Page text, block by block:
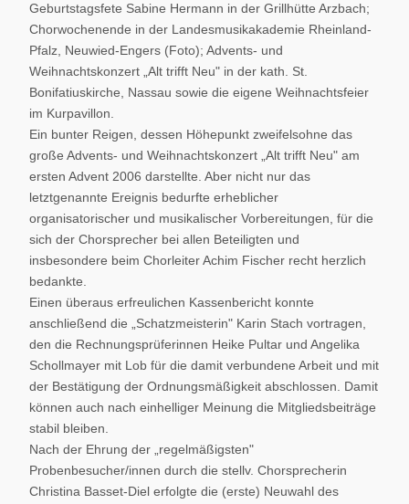
Geburtstagsfete Sabine Hermann in der Grillhütte Arzbach;
Chorwochenende in der Landesmusikakademie Rheinland-
Pfalz, Neuwied-Engers (Foto); Advents- und
Weihnachtskonzert „Alt trifft Neu" in der kath. St.
Bonifatiuskirche, Nassau sowie die eigene Weihnachtsfeier
im Kurpavillon.
Ein bunter Reigen, dessen Höhepunkt zweifelsohne das
große Advents- und Weihnachtskonzert „Alt trifft Neu" am
ersten Advent 2006 darstellte. Aber nicht nur das
letztgenannte Ereignis bedurfte erheblicher
organisatorischer und musikalischer Vorbereitungen, für die
sich der Chorsprecher bei allen Beteiligten und
insbesondere beim Chorleiter Achim Fischer recht herzlich
bedankte.
Einen überaus erfreulichen Kassenbericht konnte
anschließend die „Schatzmeisterin" Karin Stach vortragen,
den die Rechnungsprüferinnen Heike Pultar und Angelika
Schollmayer mit Lob für die damit verbundene Arbeit und mit
der Bestätigung der Ordnungsmäßigkeit abschlossen. Damit
können auch nach einhelliger Meinung die Mitgliedsbeiträge
stabil bleiben.
Nach der Ehrung der „regelmäßigsten"
Probenbesucher/innen durch die stellv. Chorsprecherin
Christina Basset-Diel erfolgte die (erste) Neuwahl des